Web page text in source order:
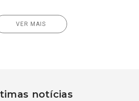
VER MAIS
notícias